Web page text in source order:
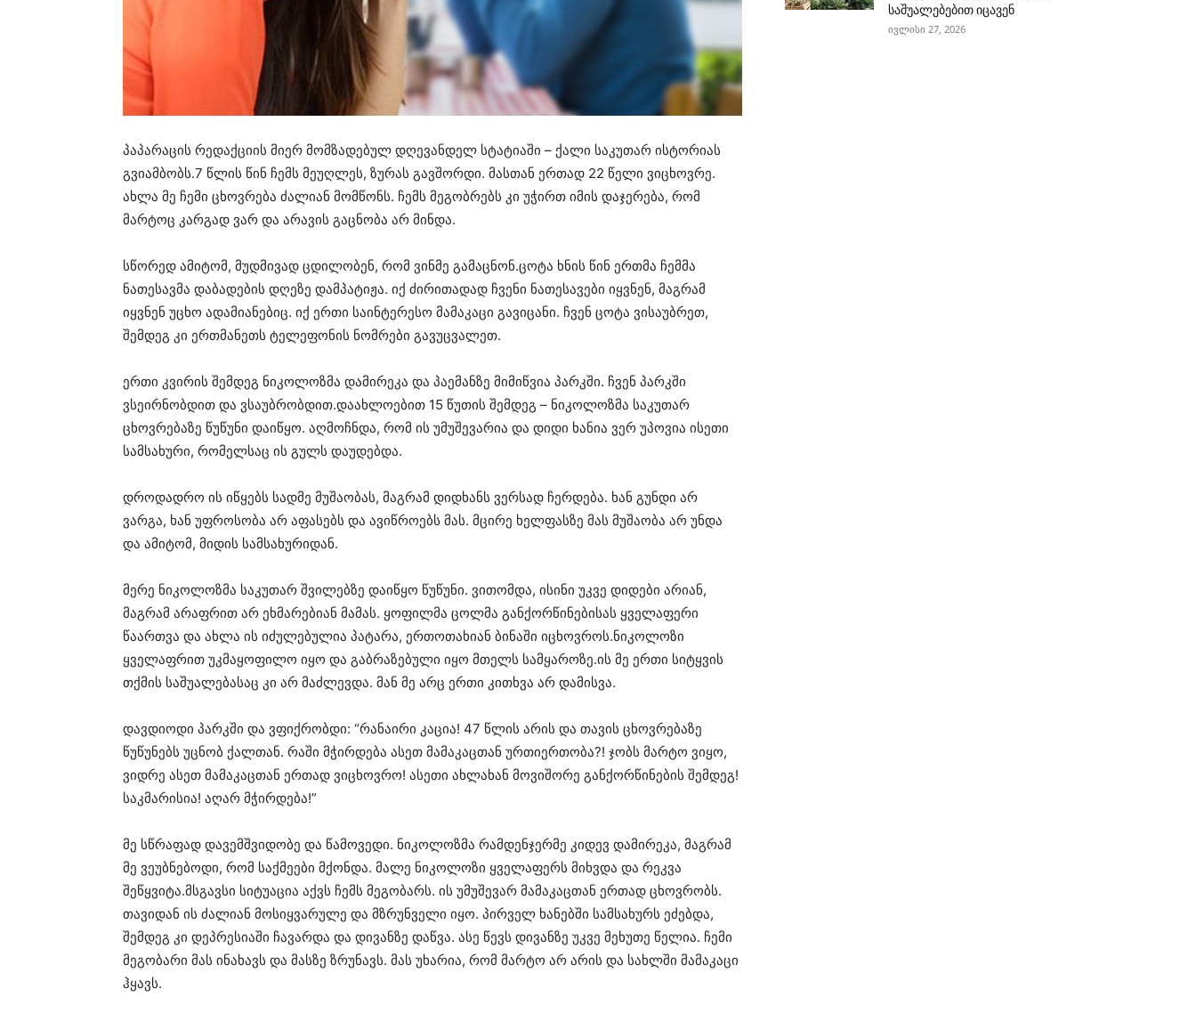
პაპარაცის რედაქციის მიერ მომზადებულ დღევანდელ სტატიაში – ქალი საკუთარ ისტორიას
გვიამბობს.7 წლის წინ ჩემს მეუღლეს, ზურას გავშორდი. მასთან ერთად 22 წელი ვიცხოვრე.
ახლა მე ჩემი ცხოვრება ძალიან მომწონს. ჩემს მეგობრებს კი უჭირთ იმის დაჯერება, რომ
მარტოც კარგად ვარ და არავის გაცნობა არ მინდა.
სწორედ ამიტომ, მუდმივად ცდილობენ, რომ ვინმე გამაცნონ.ცოტა ხნის წინ ერთმა ჩემმა
ნათესავმა დაბადების დღეზე დამპატიჟა. იქ ძირითადად ჩვენი ნათესავები იყვნენ, მაგრამ
იყვნენ უცხო ადამიანებიც. იქ ერთი საინტერესო მამაკაცი გავიცანი. ჩვენ ცოტა ვისაუბრეთ,
შემდეგ კი ერთმანეთს ტელეფონის ნომრები გავუცვალეთ.
ერთი კვირის შემდეგ ნიკოლოზმა დამირეკა და პაემანზე მიმიწვია პარკში. ჩვენ პარკში
ვსეირნობდით და ვსაუბრობდით.დაახლოებით 15 წუთის შემდეგ – ნიკოლოზმა საკუთარ
ცხოვრებაზე წუწუნი დაიწყო. აღმოჩნდა, რომ ის უმუშევარია და დიდი ხანია ვერ უპოვია ისეთი
სამსახური, რომელსაც ის გულს დაუდებდა.
დროდადრო ის იწყებს სადმე მუშაობას, მაგრამ დიდხანს ვერსად ჩერდება. ხან გუნდი არ
ვარგა, ხან უფროსობა არ აფასებს და ავიწროებს მას. მცირე ხელფასზე მას მუშაობა არ უნდა
და ამიტომ, მიდის სამსახურიდან.
მერე ნიკოლოზმა საკუთარ შვილებზე დაიწყო წუწუნი. ვითომდა, ისინი უკვე დიდები არიან,
მაგრამ არაფრით არ ეხმარებიან მამას. ყოფილმა ცოლმა განქორწინებისას ყველაფერი
წაართვა და ახლა ის იძულებულია პატარა, ერთოთახიან ბინაში იცხოვროს.ნიკოლოზი
ყველაფრით უკმაყოფილო იყო და გაბრაზებული იყო მთელს სამყაროზე.ის მე ერთი სიტყვის
თქმის საშუალებასაც კი არ მაძლევდა. მან მე არც ერთი კითხვა არ დამისვა.
დავდიოდი პარკში და ვფიქრობდი: “რანაირი კაცია! 47 წლის არის და თავის ცხოვრებაზე
წუწუნებს უცნობ ქალთან. რაში მჭირდება ასეთ მამაკაცთან ურთიერთობა?! ჯობს მარტო ვიყო,
ვიდრე ასეთ მამაკაცთან ერთად ვიცხოვრო! ასეთი ახლახან მოვიშორე განქორწინების შემდეგ!
საკმარისია! აღარ მჭირდება!”
მე სწრაფად დავემშვიდობე და წამოვედი. ნიკოლოზმა რამდენჯერმე კიდევ დამირეკა, მაგრამ
მე ვეუბნებოდი, რომ საქმეები მქონდა. მალე ნიკოლოზი ყველაფერს მიხვდა და რეკვა
შეწყვიტა.მსგავსი სიტუაცია აქვს ჩემს მეგობარს. ის უმუშევარ მამაკაცთან ერთად ცხოვრობს.
თავიდან ის ძალიან მოსიყვარულე და მზრუნველი იყო. პირველ ხანებში სამსახურს ეძებდა,
შემდეგ კი დეპრესიაში ჩავარდა და დივანზე დაწვა. ასე წევს დივანზე უკვე მეხუთე წელია. ჩემი
მეგობარი მას ინახავს და მასზე ზრუნავს. მას უხარია, რომ მარტო არ არის და სახლში მამაკაცი
ჰყავს.
საშუალებებით იცავენ
ივლისი 27, 2026